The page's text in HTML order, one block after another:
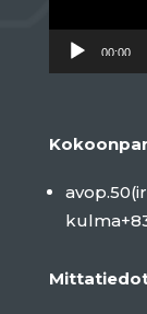
00:00